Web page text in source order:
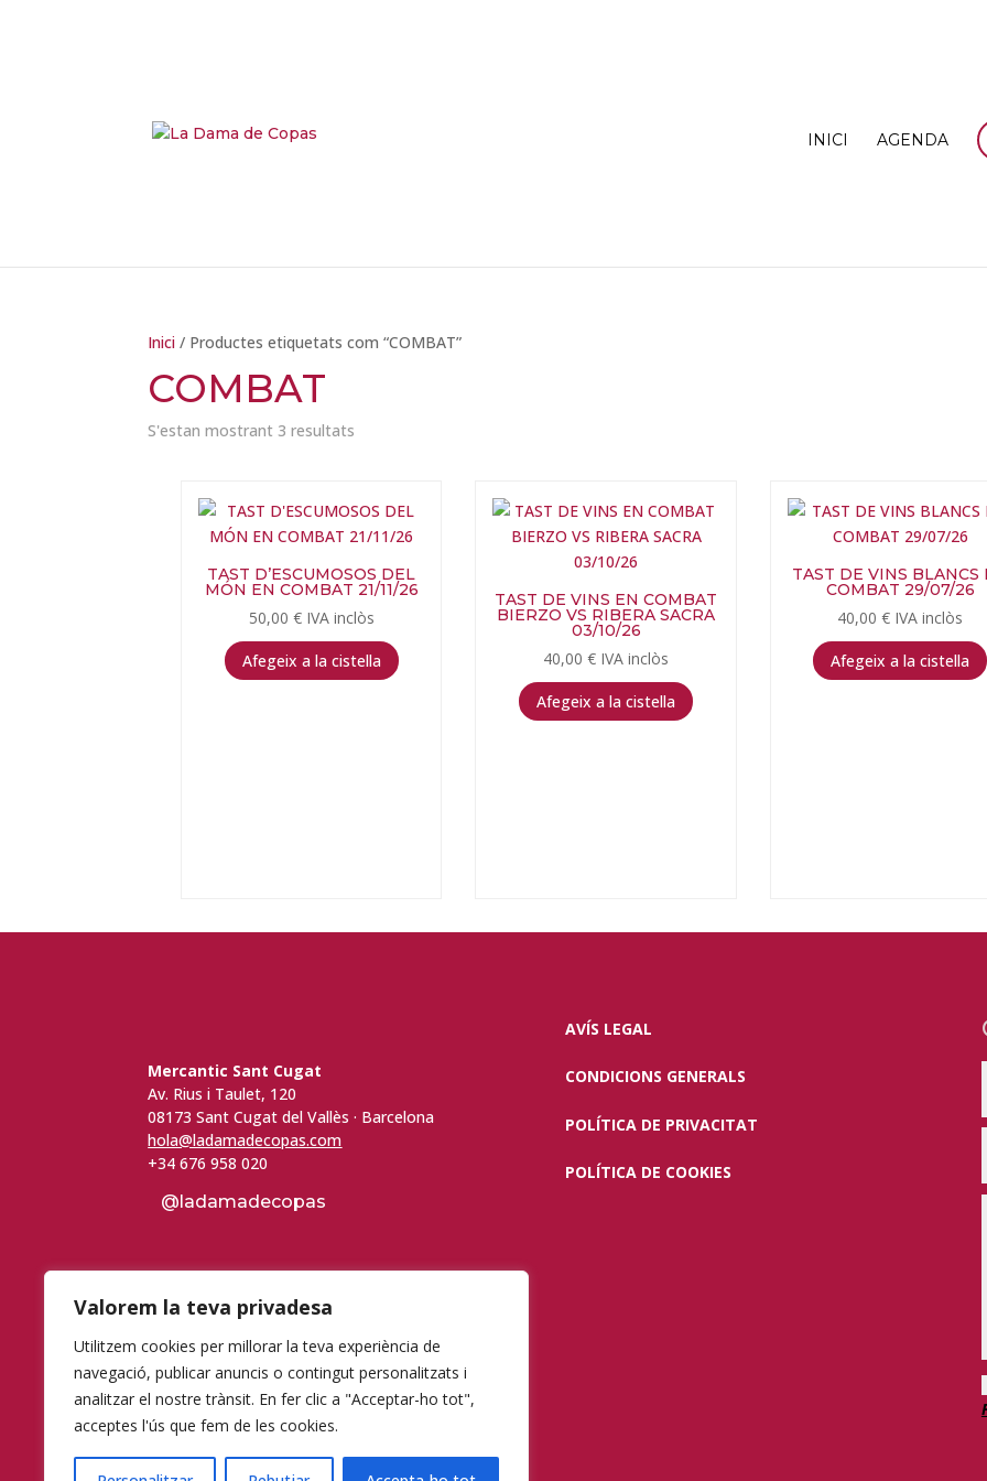
Valorem la teva privadesa
Utilitzem cookies per millorar la teva experiència de
navegació, publicar anuncis o contingut personalitzats i
analitzar el nostre trànsit. En fer clic a "Acceptar-ho tot",
acceptes l'ús que fem de les cookies.
INICI AGENDA
Inici / Productes etiquetats com “COMBAT”
COMBAT
S'estan mostrant 3 resultats
TAST D’ESCUMOSOS DEL
MÓN EN COMBAT 21/11/26
50,00 € IVA inclòs
Afegeix a la cistella
TAST DE VINS EN COMBAT
BIERZO VS RIBERA SACRA
03/10/26
40,00€ IVA inclòs
Afegeix a la cistella
TAST DE VINS BLANCS
COMBAT 29/07/26
40,00€ IVA inclòs
Afegeix a la cistella
Mercantic Sant Cugat
Av. Rius i Taulet, 120
08173 Sant Cugat del Vallès · Barcelona
hola@ladamadecopas.com
+34 676 958 020
@ladamadecopas
AVÍS LEGAL
CONDICIONS GENERALS
POLÍTICA DE PRIVACITAT
POLÍTICA DE COOKIES